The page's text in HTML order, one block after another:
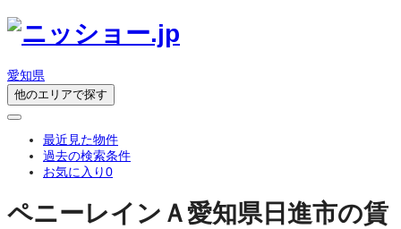
愛知県
他のエリアで探す
最近見た物件
過去の検索条件
お気に入り0
ペニーレインＡ愛知県日進市の賃